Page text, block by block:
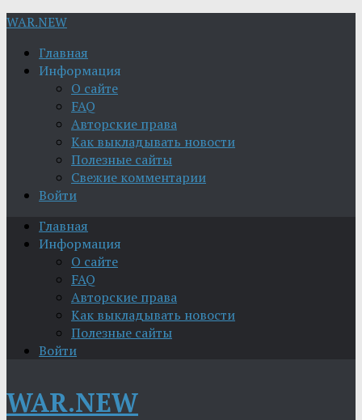
WAR.NEW
Главная
Информация
О сайте
FAQ
Авторские права
Как выкладывать новости
Полезные сайты
Свежие комментарии
Войти
Главная
Информация
О сайте
FAQ
Авторские права
Как выкладывать новости
Полезные сайты
Войти
WAR.NEW